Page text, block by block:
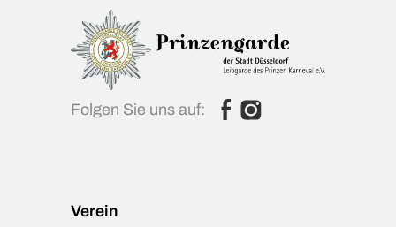
Folgen Sie uns auf:
Verein